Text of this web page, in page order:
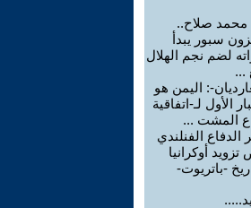
محمد صلاح..
سبور يبدأ
لضم نجم الهلال
...
: اليمن هو
الأول لـ-اتفاقية
المشت ...
الدفاع الفنلندي
أوكرانيا
-باتريوت-